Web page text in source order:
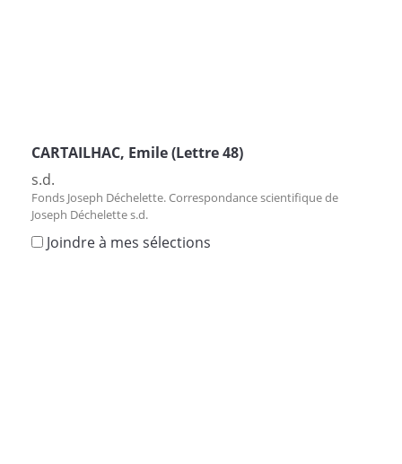
CARTAILHAC, Emile (Lettre 48)
s.d.
Fonds Joseph Déchelette. Correspondance scientifique de
Joseph Déchelette s.d.
Joindre à mes sélections